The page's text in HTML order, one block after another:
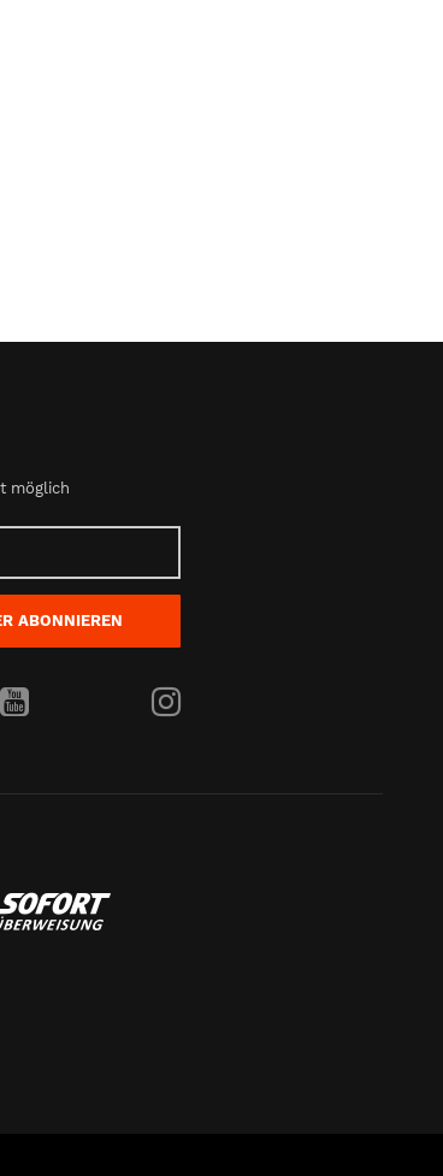
möglich
ABONNIEREN